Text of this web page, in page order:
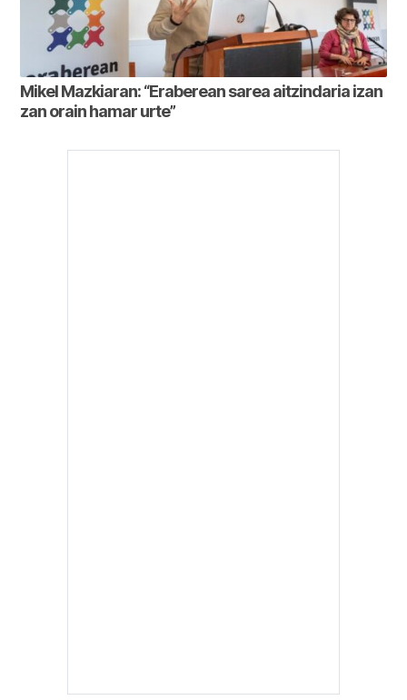
Mikel Mazkiaran: “Eraberean sarea aitzindaria izan
zan orain hamar urte”